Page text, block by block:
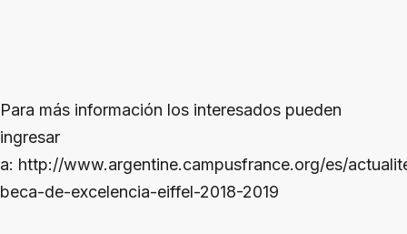
Para más información los interesados pueden
ingresar
a: http://www.argentine.campusfrance.org/es/
beca-de-excelencia-eiffel-2018-2019